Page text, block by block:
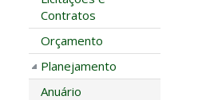
Contratos
Orçamento
Planejamento
Anuário